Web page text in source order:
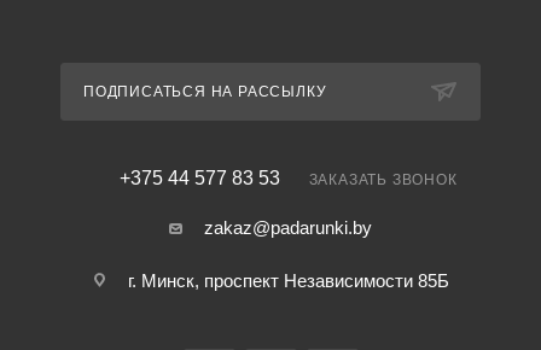
ПОДПИСАТЬСЯ НА РАССЫЛКУ
+375 44 577 83 53 ЗАКАЗАТЬ ЗВОНОК
zakaz@padarunki.by
г. Минск, проспект Независимости 85Б